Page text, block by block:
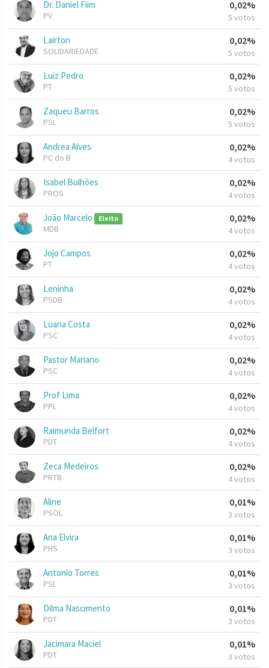
Dr. Daniel Fiim
PV
0,02%
5 votos
Lairton
SOLIDARIEDADE
0,02%
5 votos
Luiz Pedro
PT
0,02%
5 votos
Zaqueu Barros
PSL
0,02%
5 votos
Andrea Alves
PC do B
0,02%
4 votos
Isabel Bulhões
PROS
0,02%
4 votos
João Marcelo Eleito
MDB
0,02%
4 votos
Jojo Campos
PT
0,02%
4 votos
Leninha
PSDB
0,02%
4 votos
Luana Costa
PSC
0,02%
4 votos
Pastor Mariano
PSC
0,02%
4 votos
Prof Lima
PPL
0,02%
4 votos
Raimunda Belfort
PDT
0,02%
4 votos
Zeca Medeiros
PRTB
0,02%
4 votos
Aline
PSOL
0,01%
3 votos
Ana Elvira
PHS
0,01%
3 votos
Antonio Torres
PSL
0,01%
3 votos
Dilma Nascimento
PDT
0,01%
3 votos
Jacimara Maciel
PDT
0,01%
3 votos